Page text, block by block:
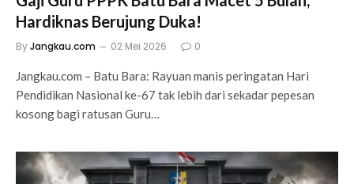
Hardiknas Berujung Duka!
ByJangkau.com 02 Mei 2026 0
Jangkau.com – Batu Bara: Rayuan manis peringatan Hari
Pendidikan Nasional ke-67 tak lebih dari sekadar pepesan
kosong bagi ratusan Guru…